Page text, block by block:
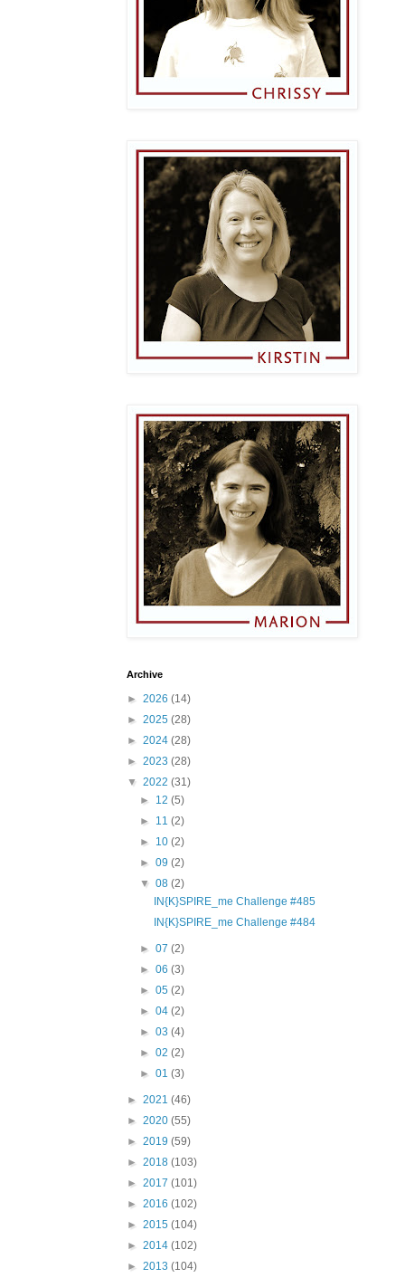
Archive
► 2026 (14)
► 2025 (28)
► 2024 (28)
► 2023 (28)
▼ 2022 (31)
► 12(5)
► 11(2)
► 10(2)
►09(2)
▼08(2)
IN{K}SPIRE_me Challenge #485
IN{K}SPIRE_me Challenge #484
►07(2)
►06(3)
►05(2)
►04(2)
►03(4)
►02(2)
►01(3)
► 2021 (46)
► 2020 (55)
► 2019 (59)
► 2018 (103)
► 2017 (101)
► 2016 (102)
► 2015 (104)
► 2014 (102)
► 2013 (104)